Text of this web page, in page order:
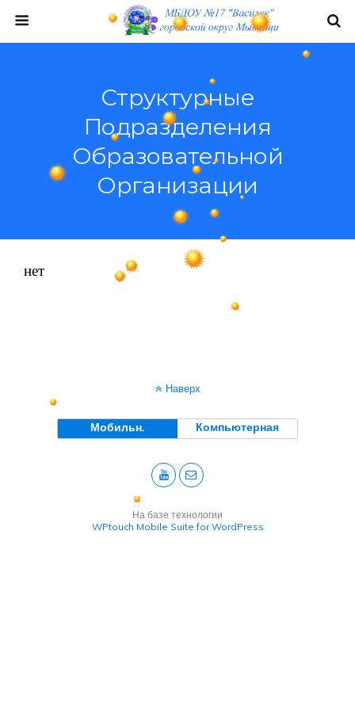
Структурные
Подразделения
Образовательной
Организации
нет
Наверх
Мобильн. Компьютерная
На базе технологии
WPtouch Mobile Suite for WordPress